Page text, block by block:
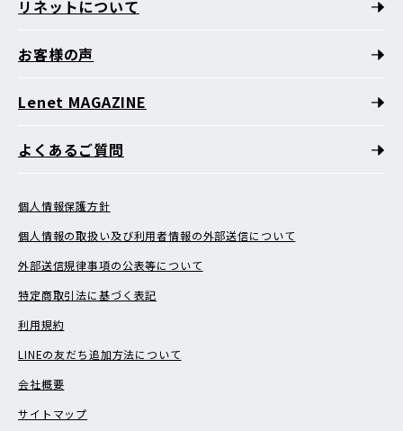
リネットについて
お客様の声
Lenet MAGAZINE
よくあるご質問
個人情報保護方針
個人情報の取扱い及び利用者情報の外部送信について
外部送信規律事項の公表等について
特定商取引法に基づく表記
利用規約
LINEの友だち追加方法について
会社概要
サイトマップ